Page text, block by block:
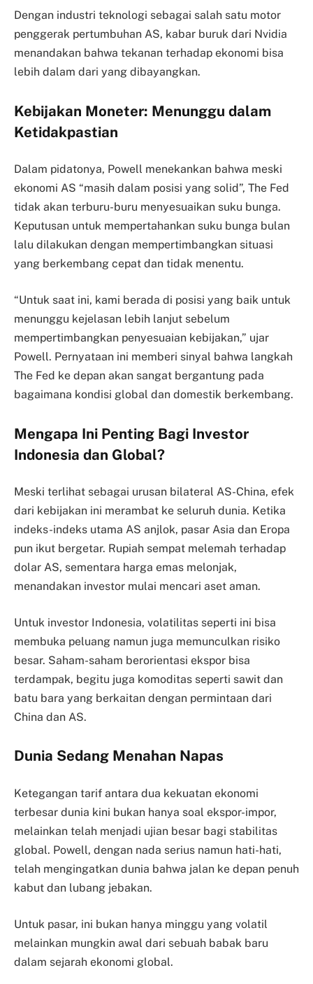
Dengan industri teknologi sebagai salah satu motor
penggerak pertumbuhan AS, kabar buruk dari Nvidia
menandakan bahwa tekanan terhadap ekonomi bisa
lebih dalam dari yang dibayangkan.
Kebijakan Moneter: Menunggu dalam
Ketidakpastian
Dalam pidatonya, Powell menekankan bahwa meski
ekonomi AS “masih dalam posisi yang solid”, The Fed
tidak akan terburu-buru menyesuaikan suku bunga.
Keputusan untuk mempertahankan suku bunga bulan
lalu dilakukan dengan mempertimbangkan situasi
yang berkembang cepat dan tidak menentu.
“Untuk saat ini, kami berada di posisi yang baik untuk
menunggu kejelasan lebih lanjut sebelum
mempertimbangkan penyesuaian kebijakan,” ujar
Powell. Pernyataan ini memberi sinyal bahwa langkah
The Fed ke depan akan sangat bergantung pada
bagaimana kondisi global dan domestik berkembang.
Mengapa Ini Penting Bagi Investor
Indonesia dan Global?
Meski terlihat sebagai urusan bilateral AS-China, efek
dari kebijakan ini merambat ke seluruh dunia. Ketika
indeks-indeks utama AS anjlok, pasar Asia dan Eropa
pun ikut bergetar. Rupiah sempat melemah terhadap
dolar AS, sementara harga emas melonjak,
menandakan investor mulai mencari aset aman.
Untuk investor Indonesia, volatilitas seperti ini bisa
membuka peluang namun juga memunculkan risiko
besar. Saham-saham berorientasi ekspor bisa
terdampak, begitu juga komoditas seperti sawit dan
batu bara yang berkaitan dengan permintaan dari
China dan AS.
Dunia Sedang Menahan Napas
Ketegangan tarif antara dua kekuatan ekonomi
terbesar dunia kini bukan hanya soal ekspor-impor,
melainkan telah menjadi ujian besar bagi stabilitas
global. Powell, dengan nada serius namun hati-hati,
telah mengingatkan dunia bahwa jalan ke depan penuh
kabut dan lubang jebakan.
Untuk pasar, ini bukan hanya minggu yang volatil
melainkan mungkin awal dari sebuah babak baru
dalam sejarah ekonomi global.